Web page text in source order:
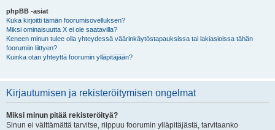
phpBB -asiat
Kuka kirjoitti tämän foorumisovelluksen?
Miksi ominaisuutta X ei ole saatavilla?
Keneen minun tulee olla yhteydessä väärinkäytöstapauksissa tai lakiasioissa tähän
foorumiin liittyen?
Kuinka otan yhteyttä foorumin ylläpitäjään?
Kirjautumisen ja rekisteröitymisen ongelmat
Miksi minun pitää rekisteröityä?
Sinun ei välttämättä tarvitse, riippuu foorumin ylläpitäjästä, tarvitaanko